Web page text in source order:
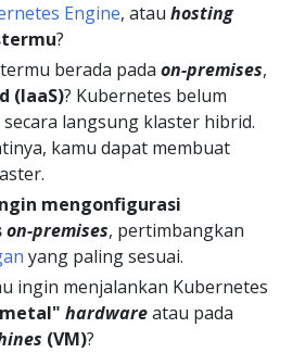
Engine, atau hosting
?
berada pada on-premises,
(IaaS)? Kubernetes belum
langsung klaster hibrid.
kamu dapat membuat
mengonfigurasi
on-premises, pertimbangkan
yang paling sesuai.
ingin menjalankan Kubernetes
hardwareatau pada
(VM)?